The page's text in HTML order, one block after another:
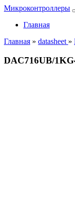
Микроконтроллеры
Главная
Главная » datasheet »
DAC716UB/